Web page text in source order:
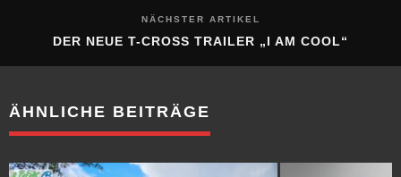
ÄHNLICHE BEITRÄGE